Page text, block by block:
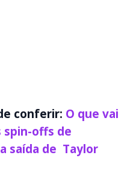
conferir: O que vai
spin-offs de
saída de Taylor